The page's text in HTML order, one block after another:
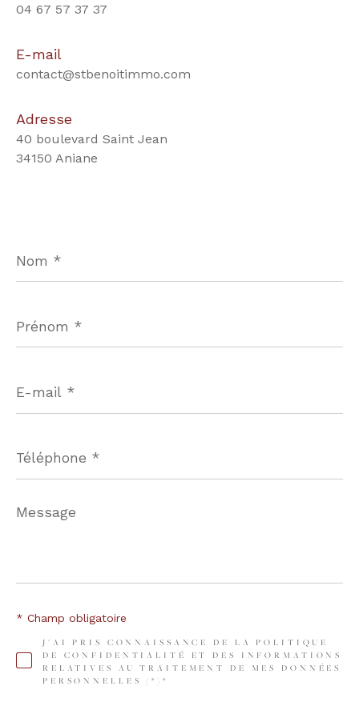
04 67 57 37 37
E-mail
contact@stbenoitimmo.com
Adresse
40 boulevard Saint Jean
34150 Aniane
*
*
mail
*
*
Message
*
J'AI PRIS CONNAISSANCE DE LA POLITIQUE
DE CONFIDENTIALITÉ ET DES INFORMATIONS
RELATIVES AU TRAITEMENT DE MES DONNÉES
PERSONNELLES (*)*
* Champ obligatoire